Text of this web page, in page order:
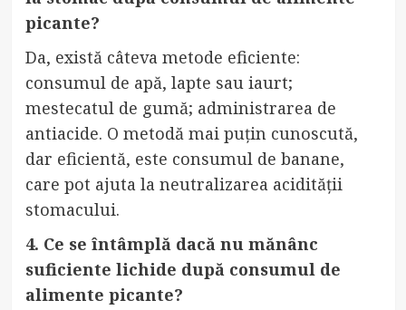
picante?
Da, există câteva metode eficiente:
consumul de apă, lapte sau iaurt;
mestecatul de gumă; administrarea de
antiacide. O metodă mai puțin cunoscută,
dar eficientă, este consumul de banane,
care pot ajuta la neutralizarea acidității
stomacului.
4. Ce se întâmplă dacă nu mănânc
suficiente lichide după consumul de
alimente picante?